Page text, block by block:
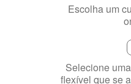
Escolha um